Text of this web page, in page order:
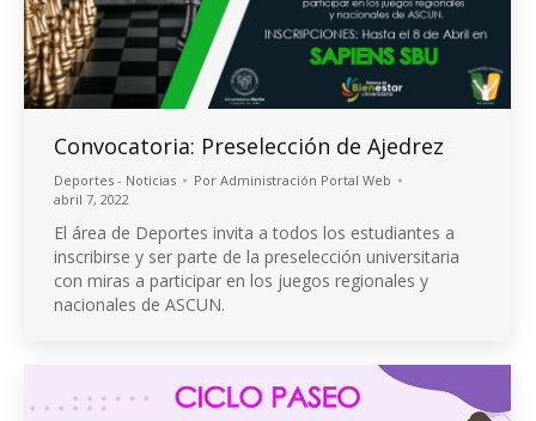
Convocatoria: Preselección de Ajedrez
Deportes - Noticias Por Administración Portal Web
abril 7, 2022
El área de Deportes invita a todos los estudiantes a
inscribirse y ser parte de la preselección universitaria
con miras a participar en los juegos regionales y
nacionales de ASCUN.